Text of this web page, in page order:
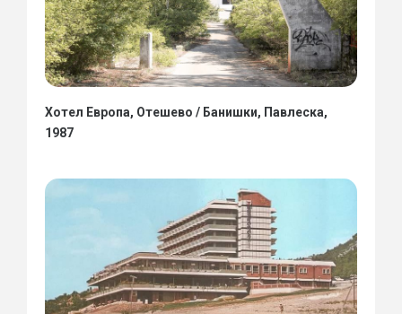
Хотел Европа, Отешево / Банишки, Павлеска,
1987